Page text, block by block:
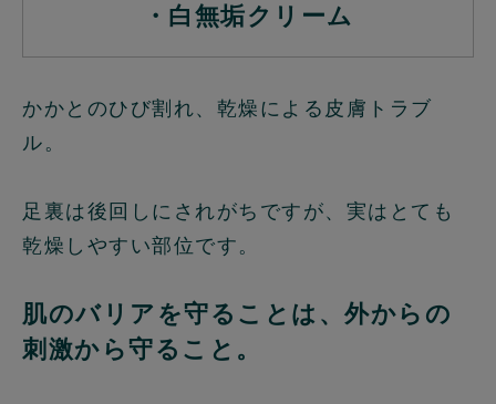
・白無垢クリーム
かかとのひび割れ、乾燥による皮膚トラブ
ル。
足裏は後回しにされがちですが、実はとても
乾燥しやすい部位です。
肌のバリアを守ることは、外からの
刺激から守ること。